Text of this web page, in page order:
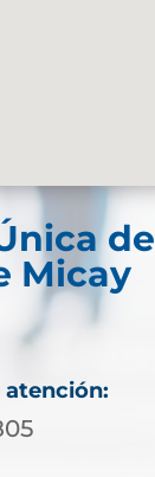
de
Micay
atención: